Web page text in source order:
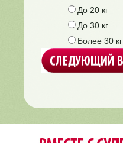
До 20 кг
До 30 кг
Более 30 кг